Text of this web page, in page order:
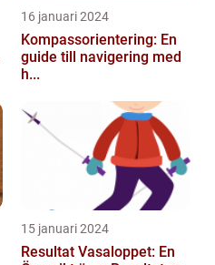
16 januari 2024
Kompassorientering: En
guide till navigering med
h...
15 januari 2024
Resultat Vasaloppet: En